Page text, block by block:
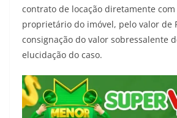
contrato de locação diretamente
proprietário do imóvel, pelo valor de
consignação do valor sobressalente
elucidação do caso.